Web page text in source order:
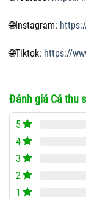
🌐Instagram:
🌐Tiktok: https://
Đánh giá Cá thu
5
4
3
2
1